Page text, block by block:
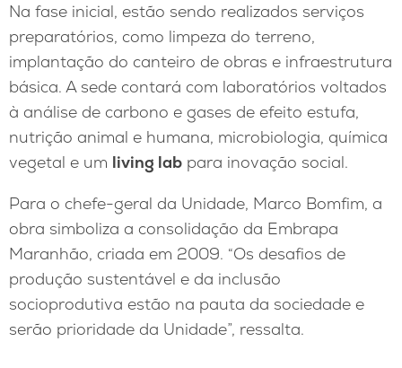
Na fase inicial, estão sendo realizados serviços
preparatórios, como limpeza do terreno,
implantação do canteiro de obras e infraestrutura
básica. A sede contará com laboratórios voltados
à análise de carbono e gases de efeito estufa,
nutrição animal e humana, microbiologia, química
vegetal e um living lab para inovação social.
Para o chefe-geral da Unidade, Marco Bomfim, a
obra simboliza a consolidação da Embrapa
Maranhão, criada em 2009. “Os desafios de
produção sustentável e da inclusão
socioprodutiva estão na pauta da sociedade e
serão prioridade da Unidade”, ressalta.